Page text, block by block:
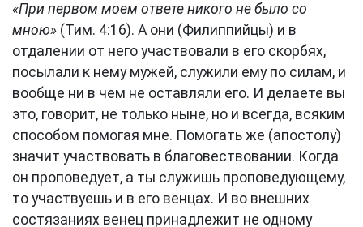
«При первом моем ответе никого не было со
мною» (Тим. 4:16). А они (Филиппийцы) и в
отдалении от него участвовали в его скорбях,
посылали к нему мужей, служили ему по силам, и
вообще ни в чем не оставляли его. И делаете вы
это, говорит, не только ныне, но и всегда, всяким
способом помогая мне. Помогать же (апостолу)
значит участвовать в благовествовании. Когда
он проповедует, а ты служишь проповедующему,
то участвуешь и в его венцах. И во внешних
состязаниях венец принадлежит не одному